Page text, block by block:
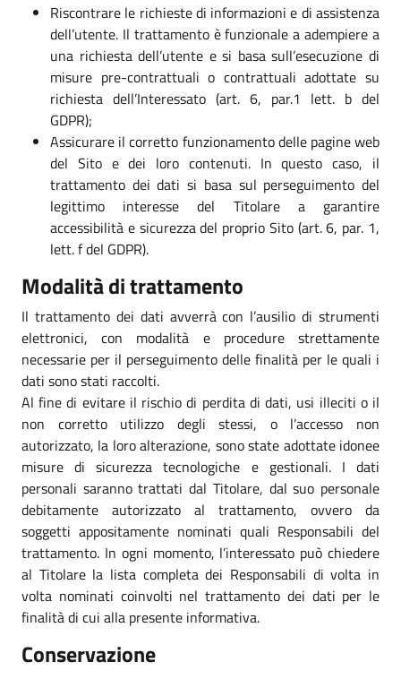
Riscontrare le richieste di informazioni e di assistenza
dell’utente. Il trattamento è funzionale a adempiere a
una richiesta dell’utente e si basa sull’esecuzione di
misure pre-contrattuali o contrattuali adottate su
richiesta dell’Interessato (art. 6, par.1 lett. b del
GDPR);
Assicurare il corretto funzionamento delle pagine web
del Sito e dei loro contenuti. In questo caso, il
trattamento dei dati si basa sul perseguimento del
legittimo interesse del Titolare a garantire
accessibilità e sicurezza del proprio Sito (art. 6, par. 1,
lett. f del GDPR).
Modalità di trattamento
Il trattamento dei dati avverrà con l’ausilio di strumenti
elettronici, con modalità e procedure strettamente
necessarie per il perseguimento delle finalità per le quali i
dati sono stati raccolti.
Al fine di evitare il rischio di perdita di dati, usi illeciti o il
non corretto utilizzo degli stessi, o l’accesso non
autorizzato, la loro alterazione, sono state adottate idonee
misure di sicurezza tecnologiche e gestionali. I dati
personali saranno trattati dal Titolare, dal suo personale
debitamente autorizzato al trattamento, ovvero da
soggetti appositamente nominati quali Responsabili del
trattamento. In ogni momento, l’interessato può chiedere
al Titolare la lista completa dei Responsabili di volta in
volta nominati coinvolti nel trattamento dei dati per le
finalità di cui alla presente informativa.
Conservazione